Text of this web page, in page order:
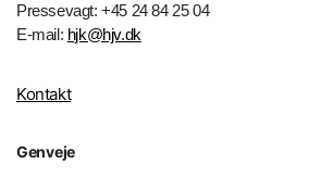
Pressevagt: +45 24 84 25 04
E-mail: hjk@hjv.dk
Kontakt
Genveje